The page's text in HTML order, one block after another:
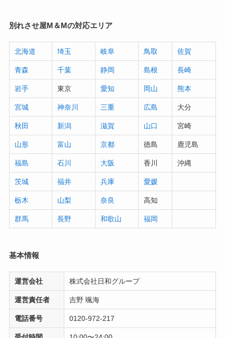
別れさせ屋M＆Mの対応エリア
北海道 埼玉 岐阜 鳥取 佐賀
青森 千葉 静岡 島根 長崎
岩手 東京 愛知 岡山 熊本
宮城 神奈川 三重 広島 大分
秋田 新潟 滋賀 山口 宮崎
山形 富山 京都 徳島 鹿児島
福島 石川 大阪 香川 沖縄
茨城 福井 兵庫 愛媛
栃木 山梨 奈良 高知
群馬 長野 和歌山 福岡
基本情報
運営会社 株式会社日和グループ
運営責任者 吉野 颯海
電話番号 0120-972-217